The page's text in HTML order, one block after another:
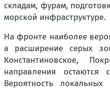
складам, фурам,
морской инфраструктуре.
На фронте наиболее
а расширение серых
Константиновское,
направления остаются
Вероятность